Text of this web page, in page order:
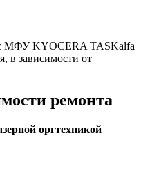
МФУ KYOCERA TASKalfa
в зависимости от
ремонта
оргтехникой